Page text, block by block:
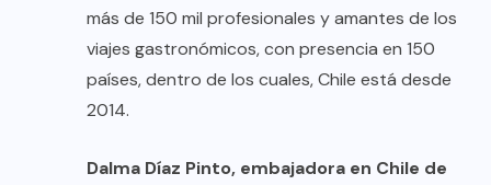
más de 150 mil profesionales y amantes de los
viajes gastronómicos, con presencia en 150
países, dentro de los cuales, Chile está desde
2014.
Dalma Díaz Pinto, embajadora en Chile de